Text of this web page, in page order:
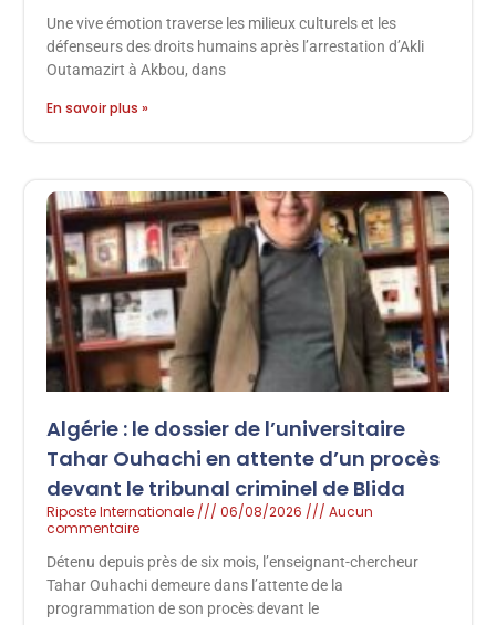
Une vive émotion traverse les milieux culturels et les
défenseurs des droits humains après l’arrestation d’Akli
Outamazirt à Akbou, dans
En savoir plus »
Algérie : le dossier de l’universitaire
Tahar Ouhachi en attente d’un procès
devant le tribunal criminel de Blida
Riposte Internationale 06/08/2026
Aucun
commentaire
Détenu depuis près de six mois, l’enseignant-chercheur
Tahar Ouhachi demeure dans l’attente de la
programmation de son procès devant le